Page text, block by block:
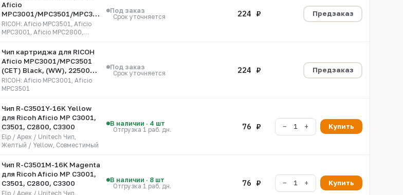
Aficio
MPC3001/MPC3501/MPC3300
(CET) Cyan, (WW), 15000
стр., CET6361C
RICOH: Aficio MPC3501, Aficio
MPC3001, Aficio MPC2800,
Под заказ
Срок уточняется
224 ₽ Предзаказ
Чип картриджа для RICOH
Aficio MPC3001/MPC3501
(CET) Black, (WW), 22500
стр., CET6352C
RICOH: Aficio MPC3001, Aficio
MPC3501
Под заказ
Срок уточняется
224 ₽ Предзаказ
Чип R-C3501Y-16K Yellow
для Ricoh Aficio MP C3001,
C3501, C2800, C3300
Elp / Apex / Unitech Чип,
Желтый / Yellow, Совместимый
В наличии · 4 шт
Отгрузка 1 раб. дн.
76 ₽ Купить
Чип R-C3501M-16K Magenta
для Ricoh Aficio MP C3001,
C3501, C2800, C3300
Elp / Apex / Unitech Чип,
В наличии · 8 шт
Отгрузка 1 раб. дн.
76 ₽ Купить